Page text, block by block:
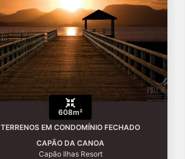
608m²
TERRENOS EM CONDOMÍNIO FECHADO
CAPÃO DA CANOA
Capão Ilhas Resort